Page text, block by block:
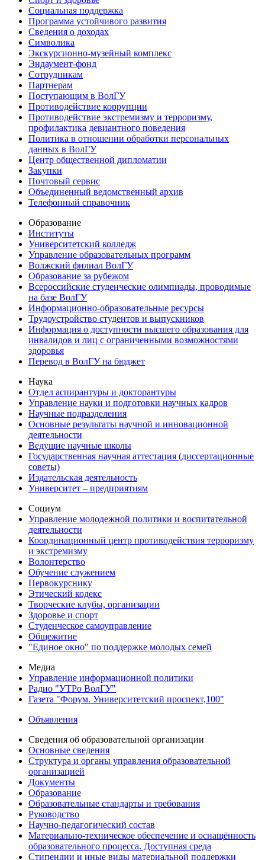
Социальная поддержка
Программа устойчивого развития
Сведения о доходах
Символика
Экскурсионно-музейный комплекс
Эндаумент-фонд
Сотрудникам
Партнерам
Поступающим в ВолГУ
Противодействие коррупции
Противодействие экстремизму и терроризму,
профилактика девиантного поведения
Политика в отношении обработки персональных
данных в ВолГУ
Центр общественной дипломатии
Закупки
Почтовый сервис
Объединенный ведомственный архив
Телефонный справочник
Образование
Институты
Университетский колледж
Управление образовательных программ
Волжский филиал ВолГУ
Образование за рубежом
Всероссийские студенческие олимпиады, проводимые
на базе ВолГУ
Информационно-образовательные ресурсы
Трудоустройство студентов и выпускников
Информация о доступности высшего образования для
инвалидов и лиц с ограниченными возможностями
здоровья
Перевод в ВолГУ на бюджет
Наука
Отдел аспирантуры и докторантуры
Управление науки и подготовки научных кадров
Научные подразделения
Основные результаты научной и инновационной
деятельности
Ведущие научные школы
Государственная научная аттестация (диссертационные
советы)
Издательская деятельность
Университет – предприятиям
Социум
Управление молодежной политики и воспитательной
деятельности
Координационный центр противодействия терроризму
и экстремизму
Волонтерство
Обучение служением
Первокурснику
Этический кодекс
Творческие клубы, организации
Здоровье и спорт
Студенческое самоуправление
Общежитие
"Единое окно" по поддержке молодых семей
Медиа
Управление информационной политики
Радио "УТРо ВолГУ"
Газета "Форум. Университетский проспект,100"
Объявления
Сведения об образовательной организации
Основные сведения
Структура и органы управления образовательной
организацией
Документы
Образование
Образовательные стандарты и требования
Руководство
Научно-педагогический состав
Материально-техническое обеспечение и оснащённость
образовательного процесса. Доступная среда
Стипендии и иные виды материальной поддержки